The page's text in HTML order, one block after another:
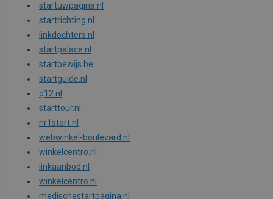
startuwpagina.nl
startrichting.nl
linkdochters.nl
startpalace.nl
startbewijs.be
startguide.nl
q12.nl
starttour.nl
nr1start.nl
webwinkel-boulevard.nl
winkelcentro.nl
linkaanbod.nl
winkelcentro.nl
medischestartpagina.nl